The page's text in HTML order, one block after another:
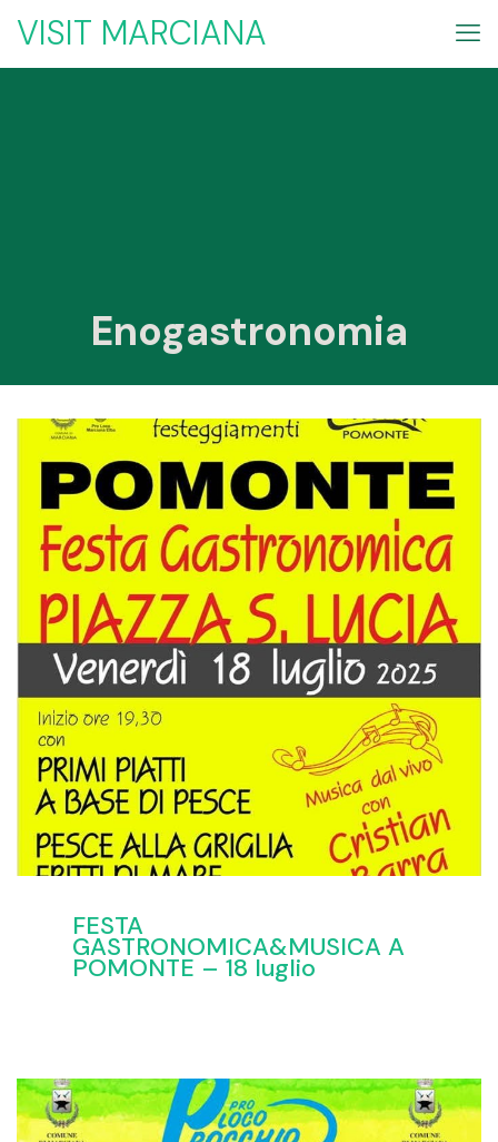
VISIT MARCIANA
Enogastronomia
FESTA
GASTRONOMICA&MUSICA A
POMONTE – 18 luglio